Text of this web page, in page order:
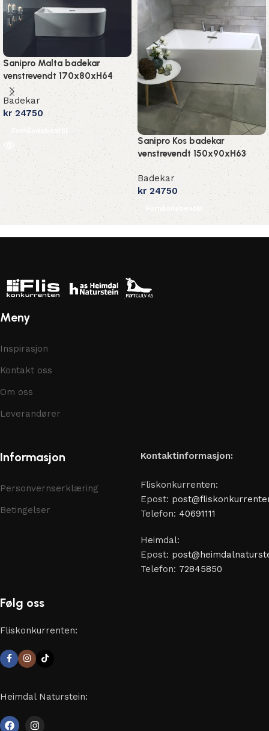
Sanipro Malta badekar
venstrevendt 170x80xH64
Badekar
kr 24750
Forhåndsbestill
Sanipro Kos badekar
venstrevendt 150x90xH63
Badekar
kr 24750
Forhåndsbestill
Meny
Inspirasjon
Kontakt oss
Om oss
Leverandører
Informasjon
Personvernserklæring
Betingelser
Kontaktinformasjon:
Fliskonkurrenten:
Epost:
Telefon: 40691111
Heimdal:
Epost:
Telefon: 72845850
Følg oss
Fliskonkurrenten:
Heimdal Naturstein: